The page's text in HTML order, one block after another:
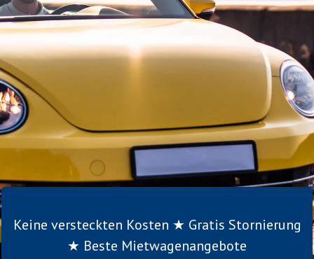
Keine versteckten Kosten ★ Gratis Stornierung
★ Beste Mietwagenangebote